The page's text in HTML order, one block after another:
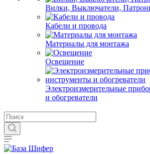
Вилки, Выключатели,
Кабели и провода
Материалы для монтажа
Освещение
Электроизмерительные
и обогреватели